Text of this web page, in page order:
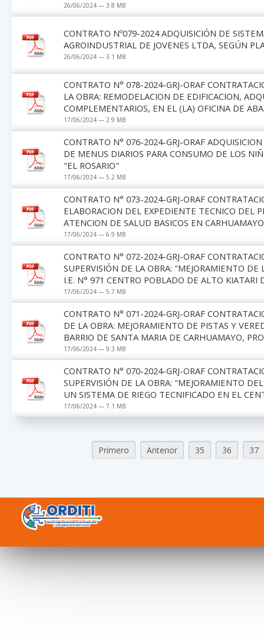
26/06/2024 — 3.8 MB
CONTRATO Nº079-2024 ADQUISICIÓN DE
AGROINDUSTRIAL DE JOVENES LTDA, SEGÚN
26/06/2024 — 3.1 MB
CONTRATO N° 078-2024-GRJ-ORAF
LA OBRA: REMODELACION DE EDIFICACION,
COMPLEMENTARIOS, EN EL (LA) OFICINA DE
17/06/2024 — 2.9 MB
CONTRATO N° 076-2024-GRJ-ORAF
DE MENUS DIARIOS PARA CONSUMO DE LOS
"EL ROSARIO"
17/06/2024 — 5.2 MB
CONTRATO N° 073-2024-GRJ-ORAF
ELABORACION DEL EXPEDIENTE TECNICO DEL
ATENCION DE SALUD BASICOS EN
17/06/2024 — 6.9 MB
CONTRATO N° 072-2024-GRJ-ORAF
SUPERVISIÓN DE LA OBRA: "MEJORAMIENTO
I.E. N° 971 CENTRO POBLADO DE ALTO KIATARI
17/06/2024 — 5.7 MB
CONTRATO N° 071-2024-GRJ-ORAF
DE LA OBRA: MEJORAMIENTO DE PISTAS Y
BARRIO DE SANTA MARIA DE CARHUAMAYO,
17/06/2024 — 9.3 MB
CONTRATO N° 070-2024-GRJ-ORAF
SUPERVISIÓN DE LA OBRA: "MEJORAMIENTO
UN SISTEMA DE RIEGO TECNIFICADO EN EL
17/06/2024 — 7.1 MB
Primero Anterior 35 36 37